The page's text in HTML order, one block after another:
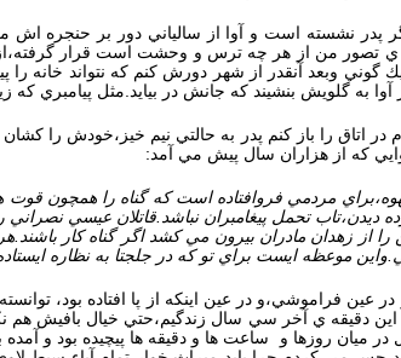
پدر نشسته است و آوا از سالياني دور بر حنجره اش
ي تصور من از هر چه ترس و وحشت است قرار
گوني وبعد آنقدر از شهر دورش كنم كه نتواند خانه
آوا به گلويش بنشيند كه جانش در بيايد.مثل پيامبري
اتاق را باز كنم پدر به حالتي نيم خيز،خودش را
كه از هزاران سال پيش مي آمد:
مردمي فروافتاده است كه گناه را همچون
ديدن،تاب تحمل پيغامبران نباشد.قاتلان عيسي
را از زهدان مادران بيرون مي كشد اگر گناه كار
موعظه ايست براي تو كه در جلجتا به نظاره
در عين فراموشي،و در عين اينكه از پا افتاده بود،
اين دقيقه ي آخر سي سال زندگيم،حتي خيال بافيش هم
در ميان روزها و ساعت ها و دقيقه ها پيچيده بود و